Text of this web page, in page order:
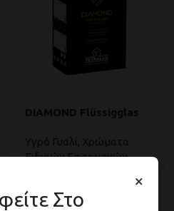
,
Ειδικών Εφαρμογών
×
Στο